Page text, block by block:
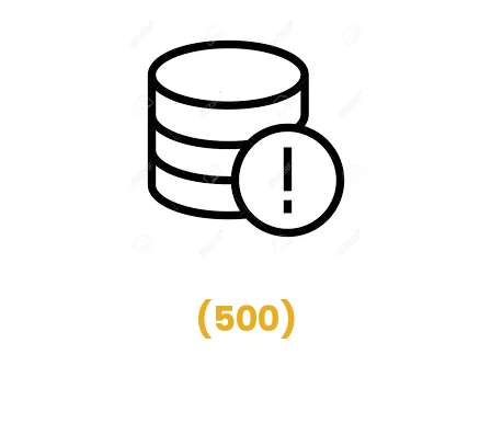
(500)